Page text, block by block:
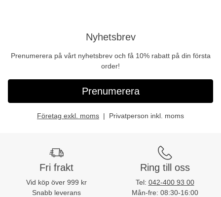
Nyhetsbrev
Prenumerera på vårt nyhetsbrev och få 10% rabatt på din första
order!
Prenumerera
Företag exkl. moms Privatperson inkl. moms
Fri frakt
Vid köp över 999 kr
Snabb leverans
Ring till oss
Tel: 042-400 93 00
Mån-fre: 08:30-16:00